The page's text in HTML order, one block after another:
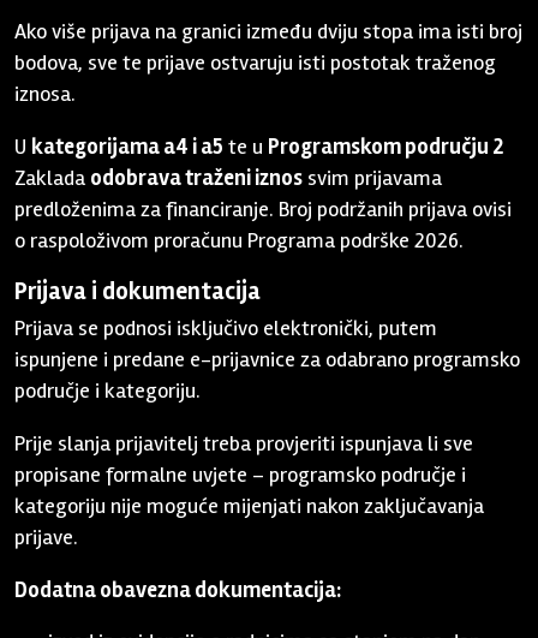
Ako više prijava na granici između dviju stopa ima isti broj
bodova, sve te prijave ostvaruju isti postotak traženog
iznosa.
U kategorijama a4 i a5 te u Programskom području 2
Zaklada odobrava traženi iznos svim prijavama
predloženima za financiranje. Broj podržanih prijava ovisi
o raspoloživom proračunu Programa podrške 2026.
Prijava i dokumentacija
Prijava se podnosi isključivo elektronički, putem
ispunjene i predane e-prijavnice za odabrano programsko
područje i kategoriju.
Prije slanja prijavitelj treba provjeriti ispunjava li sve
propisane formalne uvjete – programsko područje i
kategoriju nije moguće mijenjati nakon zaključavanja
prijave.
Dodatna obavezna dokumentacija: